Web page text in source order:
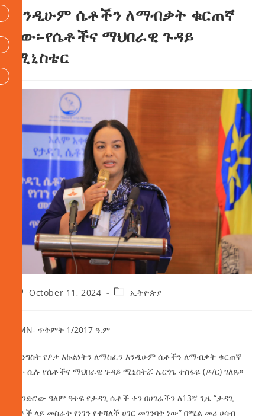
እንዲሁም ሴቶችን ለማብቃት ቁርጠኛ
ነው፡-የሴቶችና ማህበራዊ ጉዳይ
ሚኒስቴር
October 11, 2024 ኢትዮጵያ
AMN- ጥቅምት 1/2017 ዓ.ም
መንግስት የፆታ እኩልነትን ለማስፈን እንዲሁም ሴቶችን ለማብቃት ቁርጠኛ
ነው ሲሉ የሴቶችና ማህበራዊ ጉዳይ ሚኒስትሯ ኤርጎጌ ተስፋዬ (ዶ/ር) ገለጹ፡፡
የዘንድሮው ዓለም ዓቀፍ የታዳጊ ሴቶች ቀን በሀገራችን ለ13ኛ ጊዜ “ታዳጊ
ሴቶች ላይ መስራት የነገን የተሻለች ሀገር መገንባት ነው” በሚል መሪ ሀሳብ